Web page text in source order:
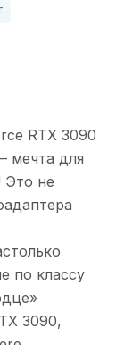
RTX 3090
мечта для
Это не
по классу
3090,